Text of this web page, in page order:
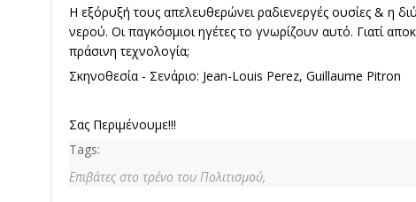
Η εξόρυξή τους απελευθερώνει ραδιενεργές ουσίες & η
νερού. Οι παγκόσμιοι ηγέτες το γνωρίζουν αυτό. Γιατί
πράσινη τεχνολογία;
Σκηνοθεσία - Σενάριο: Jean-Louis Perez, Guillaume Pitron
Σας Περιμένουμε!!!
Tags:
Επιβάτες στο τρένο του Πολιτισμού,